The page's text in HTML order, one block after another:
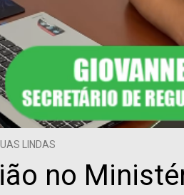
LINDAS
no